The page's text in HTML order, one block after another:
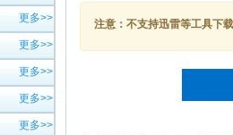
更多>>
更多>>
更多>>
更多>>
更多>>
注意：不支持迅雷等工具下